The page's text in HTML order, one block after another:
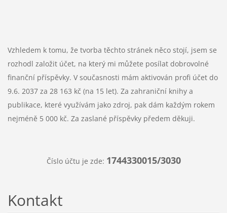
Vzhledem k tomu, že tvorba těchto stránek něco stojí, jsem se
rozhodl založit účet, na který mi můžete posílat dobrovolné
finanční příspěvky. V současnosti mám aktivován profi účet do
9.6. 2037 za 28 163 kč (na 15 let). Za zahraniční knihy a
publikace, které využívám jako zdroj, pak dám každým rokem
nejméně 5 000 kč. Za zaslané příspěvky předem děkuji.
Číslo účtu je zde: 1744330015/3030
Kontakt